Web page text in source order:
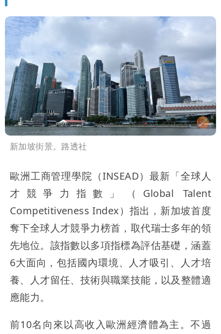
新加坡街景。路透社
歐洲工商管理學院（INSEAD）最新「全球人
才競爭力指數」（Global Talent
Competitiveness Index）指出，新加坡首度
奪下全球人才競爭力榜首，取代瑞士多年的領
先地位。該指數以多項指標為評估基礎，涵蓋
6大面向，包括國內環境、人才吸引、人才培
養、人才留任、技術與職業技能，以及整體適
應能力。
前10名向來以高收入歐洲經濟體為主。不過